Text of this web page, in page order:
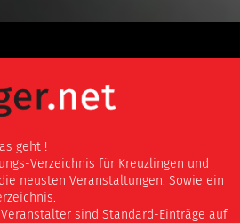
geht !
Verzeichnis für Kreuzlingen und
neusten Veranstaltungen. Sowie ein
sind Standard-Einträge auf